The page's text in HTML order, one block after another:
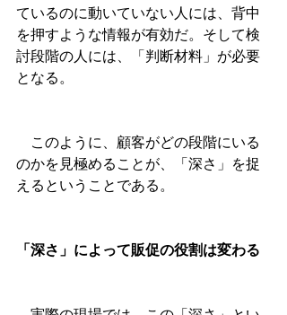
ているのに動いていない人には、背中
を押すような情報が有効だ。そして検
討段階の人には、「判断材料」が必要
となる。
このように、顧客がどの段階にいる
のかを見極めることが、「深さ」を捉
えるということである。
「深さ」によって販促の役割は変わる